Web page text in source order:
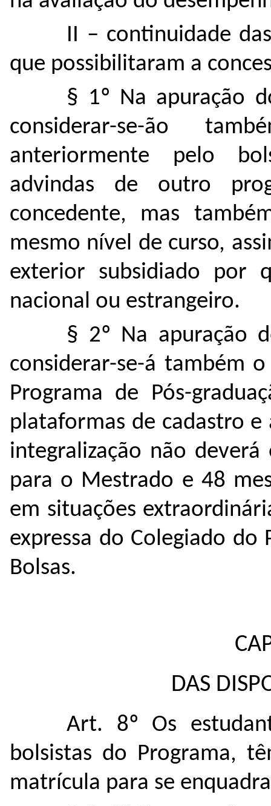
II – continuidade
que possibilitaram a
§ 1º Na apuração
considerar-se-ão
anteriormente pelo
advindas de outro
concedente, mas
mesmo nível de curso,
exterior subsidiado por
nacional ou estrangeiro.
§ 2º Na apuração
considerar-se-á também
Programa de Pós-
plataformas de cadastro e
integralização não
para o Mestrado e 48
em situações
expressa do Colegiado do
Bolsas.
DAS
Art. 8º Os
bolsistas do Programa,
matrícula para se